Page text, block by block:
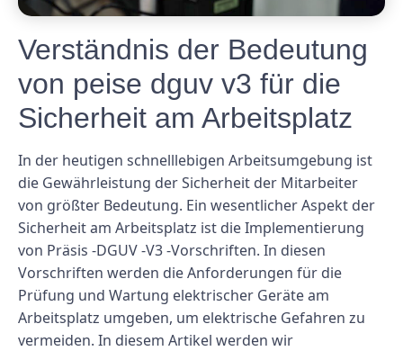
Verständnis der Bedeutung
von peise dguv v3 für die
Sicherheit am Arbeitsplatz
In der heutigen schnelllebigen Arbeitsumgebung ist
die Gewährleistung der Sicherheit der Mitarbeiter
von größter Bedeutung. Ein wesentlicher Aspekt der
Sicherheit am Arbeitsplatz ist die Implementierung
von Präsis -DGUV -V3 -Vorschriften. In diesen
Vorschriften werden die Anforderungen für die
Prüfung und Wartung elektrischer Geräte am
Arbeitsplatz umgeben, um elektrische Gefahren zu
vermeiden. In diesem Artikel werden wir